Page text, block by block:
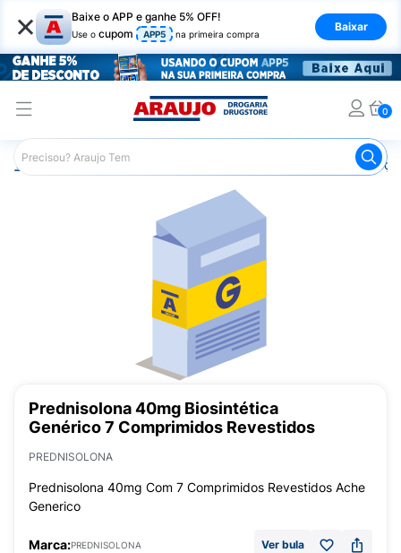
× Baixe o APP e ganhe 5% OFF!
Use o cupom APP5 na primeira compra
Baixar
0
Araujo Medicamentos Remédios para Alergias e
Prednisolona 40mg Biosintética
Genérico 7 Comprimidos Revestidos
PREDNISOLONA
Prednisolona 40mg Com 7 Comprimidos Revestidos Ache
Generico
Marca:PREDNISOLONA Ver bula